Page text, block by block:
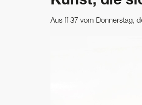
Aus ff 37 vom Donnerstag,